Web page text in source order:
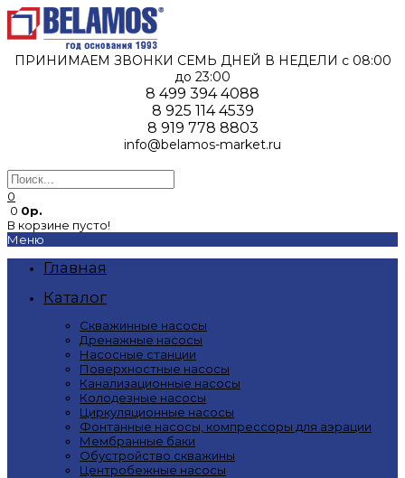
ПРИНИМАЕМ ЗВОНКИ СЕМЬ ДНЕЙ В НЕДЕЛИ c 08:00
до 23:00
8 499 394 4088
8 925 114 4539
8 919 778 8803
info@belamos-market.ru
0
0 0р.
В корзине пусто!
Меню
Главная
Каталог
Скважинные насосы
Дренажные насосы
Насосные станции
Поверхностные насосы
Канализационные насосы
Колодезные насосы
Циркуляционные насосы
Фонтанные насосы, компрессоры для аэрации
Мембранные баки
Обустройство скважины
Центробежные насосы